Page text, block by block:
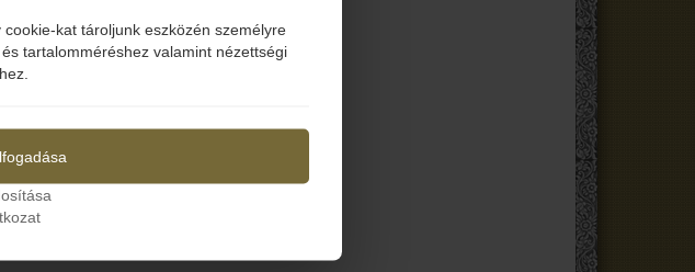
kat tároljunk eszközén személyre
tartalomméréshez valamint nézettségi